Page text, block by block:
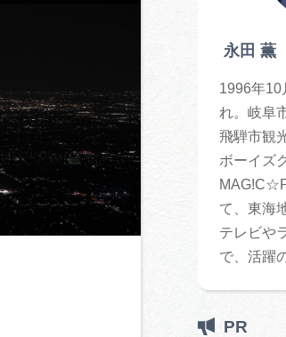
動画ライブラリー
運営組織 広告掲載
永田 薫
1996年10
れ。岐阜
飛騨市観
ボーイズ
て、東海
テレビや
で、活躍
PR